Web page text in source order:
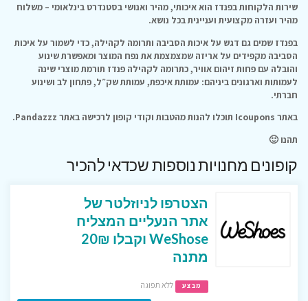
שירות הלקוחות בפנדז הוא איכותי, מהיר ואנושי בסטנדרט בינלאומי – משלוח
מהיר ועזרה מקצועית ועניינית בכל נושא.
בפנדז שמים גם דגש על איכות הסביבה ותרומה לקהילה, כדי לשמור על איכות
הסביבה מקפידים על אריזה שמצמצמת את נפח המוצר ומאפשרת שינוע
והובלה עם פחות זיהום אוויר, כתרומה לקהילה פנדז תורמת מוצרי שינה
לעמותות וארגונים ביניהם: עמותת איכפת, עמותת שק״ל, פתחון לב ושינוע
חברתי.
באתר Icoupons תוכלו להנות מהטבות וקודי קופון לרכישה באתר Pandazzz.
תהנו 🙂
קופונים מחנויות נוספות שכדאי להכיר
הצטרפו לניוזלטר של
אתר הנעליים המצליח
WeShose וקבלו 20₪
מתנה
מבצע ללא תפוגה